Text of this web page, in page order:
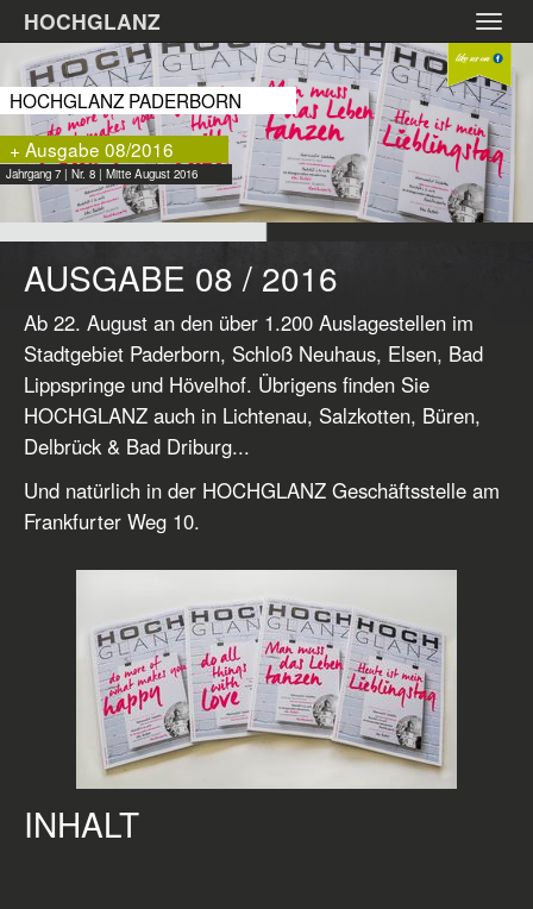
Zum
Hauptinhalt
springen
HOCHGLANZ
HOCHGLANZ PADERBORN
+ Ausgabe 08/2016
Jahrgang 7 | Nr. 8 | Mitte August 2016
AUSGABE 08 / 2016
Ab 22. August an den über 1.200 Auslagestellen im
Stadtgebiet Paderborn, Schloß Neuhaus, Elsen, Bad
Lippspringe und Hövelhof. Übrigens finden Sie
HOCHGLANZ auch in Lichtenau, Salzkotten, Büren,
Delbrück & Bad Driburg...
Und natürlich in der HOCHGLANZ Geschäftsstelle am
Frankfurter Weg 10.
INHALT